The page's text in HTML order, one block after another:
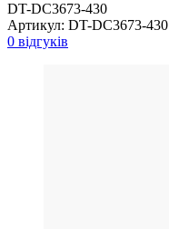
DT-DC3673-430
Артикул: DT-DC3673-430
0 відгуків